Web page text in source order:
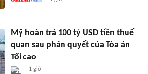
Mỹ hoàn trả 100 tỷ USD tiền thuế
quan sau phán quyết của Tòa án
Tối cao
1 giờ